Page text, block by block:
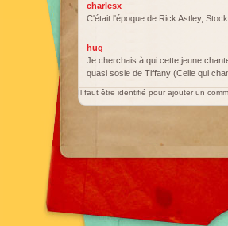
charlesx
C'était l'époque de Rick Astley,
hug
Je cherchais à qui cette jeune
quasi sosie de Tiffany (Celle qui
Il faut être identifié pour ajouter un